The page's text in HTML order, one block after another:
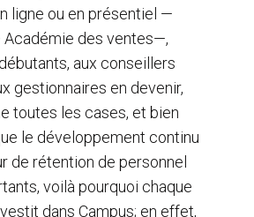
ligne ou en présentiel —
des ventes—,
aux conseillers
gestionnaires en devenir,
toutes les cases, et bien
le développement continu
de rétention de personnel
voilà pourquoi chaque
dans Campus; en effet,